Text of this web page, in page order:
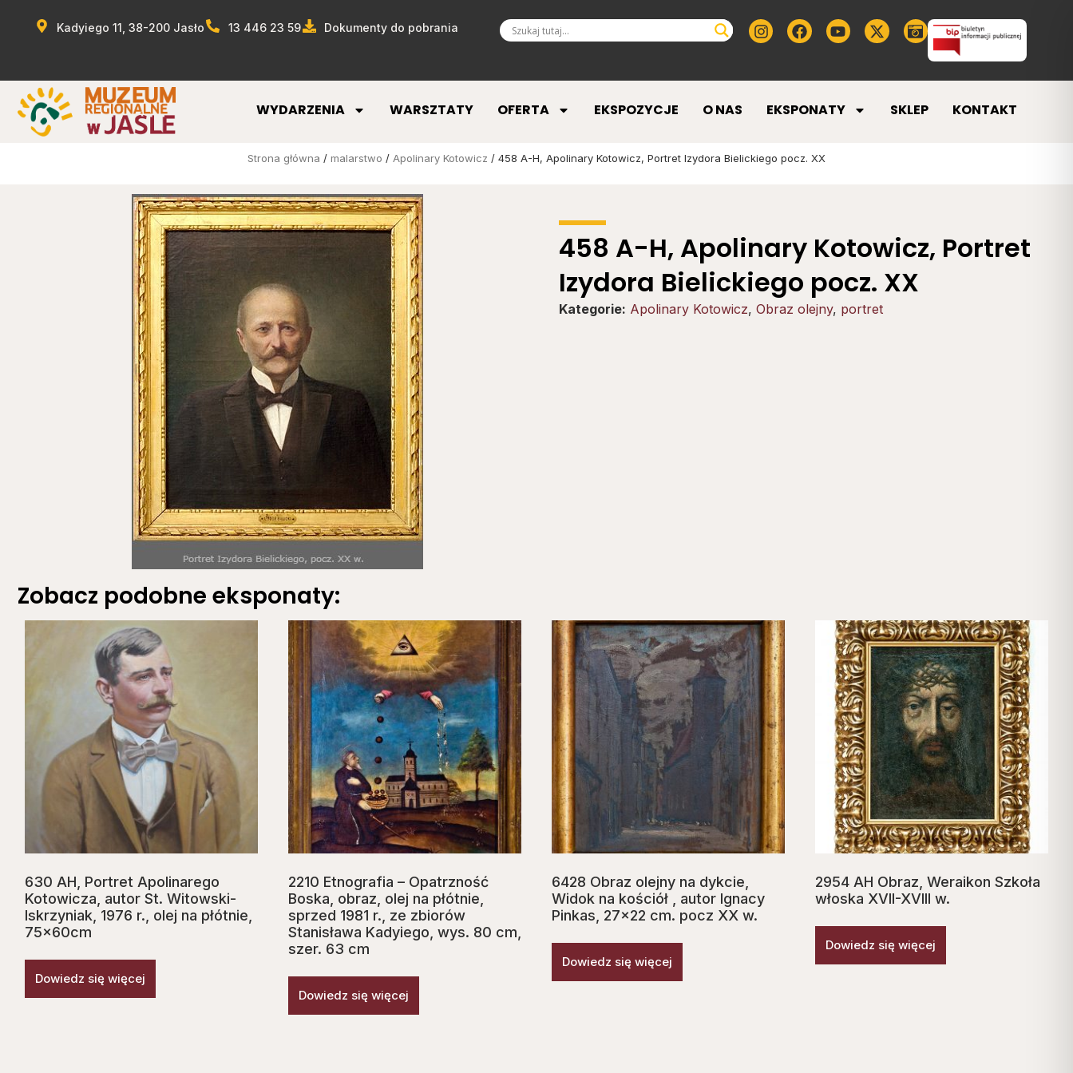
Kadyiego 11, 38-200 Jasło 13 446 23 59 Dokumenty do pobrania
WYDARZENIA WARSZTATY OFERTA EKSPOZYCJE O NAS EKSPONATY SKLEP KONTAKT
Strona główna / malarstwo / Apolinary Kotowicz / 458 A-H, Apolinary Kotowicz, Portret Izydora Bielickiego pocz. XX
458 A-H, Apolinary Kotowicz, Portret
Izydora Bielickiego pocz. XX
Kategorie: Apolinary Kotowicz, Obraz olejny, portret
Zobacz podobne eksponaty:
630 AH, Portret Apolinarego
Kotowicza, autor St. Witowski-
Iskrzyniak, 1976 r., olej na płótnie,
75x60cm
Dowiedz się więcej
2210 Etnografia – Opatrzność
Boska, obraz, olej na płótnie,
sprzed 1981 r., ze zbiorów
Stanisława Kadyiego, wys. 80 cm,
szer. 63 cm
Dowiedz się więcej
6428 Obraz olejny na dykcie,
Widok na kościół , autor Ignacy
Pinkas, 27×22 cm. pocz XX w.
Dowiedz się więcej
2954 AH Obraz, Weraikon Szkoła
włoska XVII-XVIII w.
Dowiedz się więcej